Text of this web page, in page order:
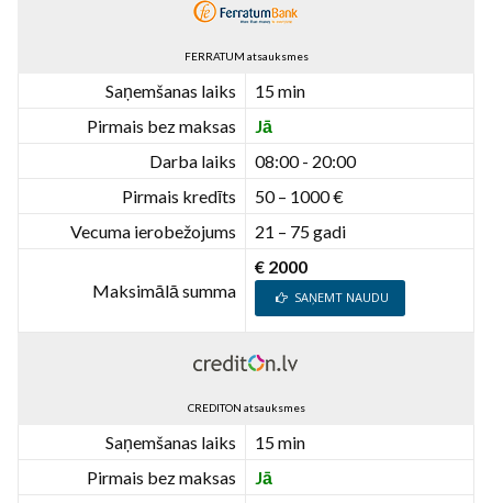
FERRATUM atsauksmes
Saņemšanas laiks
15 min
Pirmais bez maksas
Jā
Darba laiks
08:00 - 20:00
Pirmais kredīts
50 – 1000 €
Vecuma ierobežojums
21 – 75 gadi
Maksimālā summa
€ 2000
SAŅEMT NAUDU
CREDITON atsauksmes
Saņemšanas laiks
15 min
Pirmais bez maksas
Jā